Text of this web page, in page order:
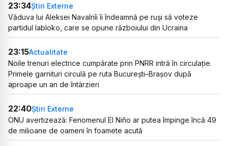
23:34Știri Externe
Văduva lui Aleksei Navalnîi îi îndeamnă pe ruși să voteze
partidul Iabloko, care se opune războiului din Ucraina
23:15Actualitate
Noile trenuri electrice cumpărate prin PNRR intră în circulație.
Primele garnituri circulă pe ruta București–Brașov după
aproape un an de întârzieri
22:40Știri Externe
ONU avertizează: Fenomenul El Niño ar putea împinge încă 49
de milioane de oameni în foamete acută